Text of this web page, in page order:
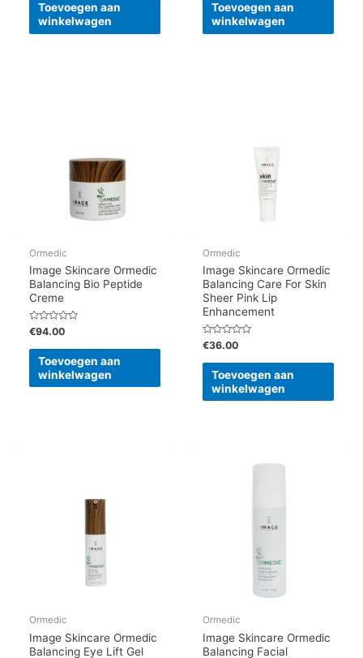
Toevoegen aan
winkelwagen
Toevoegen aan
winkelwagen
Ormedic
Image Skincare Ormedic
Balancing Bio Peptide
Creme
Gewaardeerd
0
uit
€94.00
Toevoegen aan
winkelwagen
Ormedic
Image Skincare Ormedic
Balancing Care For Skin
Sheer Pink Lip
Enhancement
Gewaardeerd
0
uit
€36.00
Toevoegen aan
winkelwagen
Ormedic
Image Skincare Ormedic
Balancing Eye Lift Gel
Ormedic
Image Skincare Ormedic
Balancing Facial